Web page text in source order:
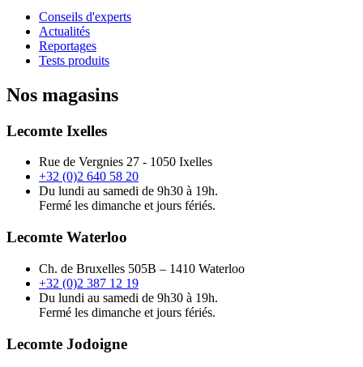
Conseils d'experts
Actualités
Reportages
Tests produits
Nos magasins
Lecomte Ixelles
Rue de Vergnies 27 - 1050 Ixelles
+32 (0)2 640 58 20
Du lundi au samedi de 9h30 à 19h.
Fermé les dimanche et jours fériés.
Lecomte Waterloo
Ch. de Bruxelles 505B – 1410 Waterloo
+32 (0)2 387 12 19
Du lundi au samedi de 9h30 à 19h.
Fermé les dimanche et jours fériés.
Lecomte Jodoigne